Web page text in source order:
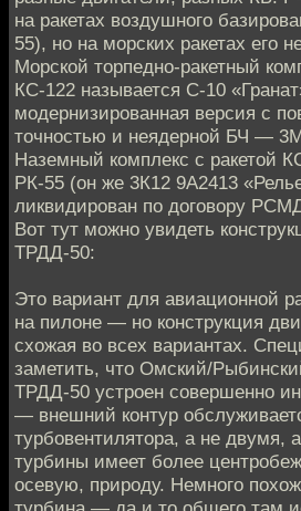
на ракетах воздушного
55), но на морских ракетах его
Морской торпедно-ракетный
КС-122 называется С-10
модернизированная версия с
точностью и неядерной БЧ —
Наземный комплекс с ракетой
РК-55 (он же 3К12 9А2413
ликвидирован по договору
Вот тут можно увидеть
ТРДД-50:
Это вариант для авиационной
на пилоне — но конструкция
схожая во всех вариантах.
заметить, что Омский/
ТРДД-50 устроен совершенно
— внешний контур
турбовентилятора, а не двумя,
турбины имеет более
осевую, природу. Немного